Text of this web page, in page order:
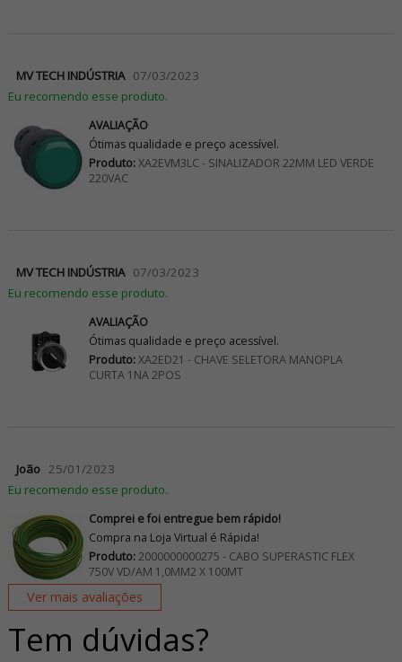
MV TECH INDÚSTRIA 07/03/2023
Eu recomendo esse produto.
AVALIAÇÃO
Ótimas qualidade e preço acessível.
Produto:XA2EVM3LC - SINALIZADOR 22MM LED VERDE
220VAC
MV TECH INDÚSTRIA 07/03/2023
Eu recomendo esse produto.
AVALIAÇÃO
Ótimas qualidade e preço acessível.
Produto:XA2ED21 - CHAVE SELETORA MANOPLA
CURTA 1NA 2POS
João 25/01/2023
Eu recomendo esse produto.
Comprei e foi entregue bem rápido!
Compra na Loja Virtual é Rápida!
Produto:2000000000275 - CABO SUPERASTIC FLEX
750V VD/AM 1,0MM2 X 100MT
Ver mais avaliações
Tem dúvidas?